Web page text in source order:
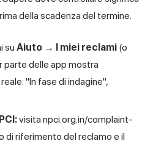
della scadenza del termine.
su Aiuto → I miei reclami (o
parte delle app mostra
"In fase di indagine",
visita npci.org.in/complaint-
di riferimento del reclamo e il